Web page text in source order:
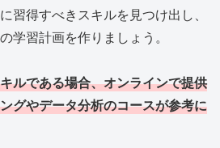
習得すべきスキルを見つけ出し、
学習計画を作りましょう。
ルである場合、オンラインで提供
グやデータ分析のコースが参考に